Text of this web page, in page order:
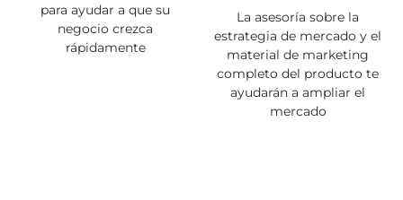
para ayudar a que su
negocio crezca
rápidamente
La asesoría sobre la
estrategia de mercado y el
material de marketing
completo del producto te
ayudarán a ampliar el
mercado